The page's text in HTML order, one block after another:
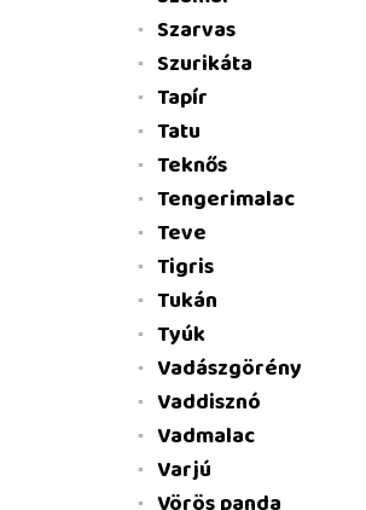
Szarvas
Szurikáta
Tapír
Tatu
Teknős
Tengerimalac
Teve
Tigris
Tukán
Tyúk
Vadászgörény
Vaddisznó
Vadmalac
Varjú